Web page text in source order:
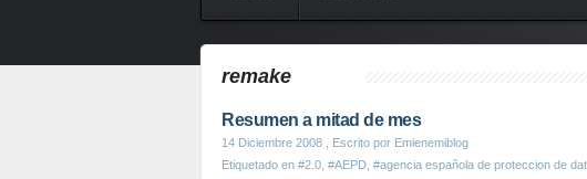
remake
Resumen a mitad de mes
14 Diciembre 2008 , Escrito por Emienemiblog
Etiquetado en #2.0 #AEPD #agencia española de proteccion de